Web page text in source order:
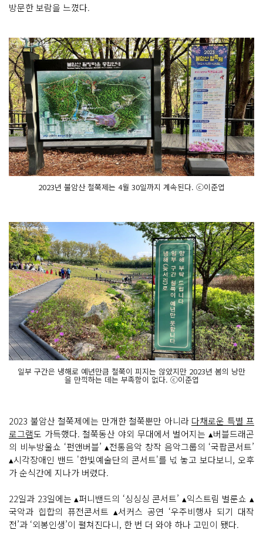
방문한 보람을 느꼈다.
2023년 불암산 철쭉제는 4월 30일까지 계속된다. ⓒ이준엽
일부 구간은 냉해로 예년만큼 철쭉이 피지는 않았지만 2023년 봄의 낭만
을 만끽하는 데는 부족함이 없다. ⓒ이준엽
2023 불암산 철쭉제에는 만개한 철쭉뿐만 아니라 다채로운 특별 프
로그램도 가득했다. 철쭉동산 야외 무대에서 벌어지는 ▴버블드래곤
의 비누방울쇼 ‘펀앤버블’ ▴전통음악 창작 음악그룹의 ‘국팝콘서트’
▴시각장애인 밴드 '한빛예술단의 콘서트'를 넋 놓고 보다보니, 오후
가 순식간에 지나가 버렸다.
22일과 23일에는 ▴퍼니밴드의 ‘싱싱싱 콘서트’ ▴익스트림 벌룬쇼 ▴
국악과 힙합의 퓨전콘서트 ▴서커스 공연 ‘우주비행사 되기 대작
전’과 ‘외봉인생’이 펼쳐진다니, 한 번 더 와야 하나 고민이 됐다.